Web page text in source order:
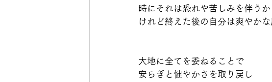
時にそれは恐れや苦しみを伴う
けれど終えた後の自分は爽やか
大地に全てを委ねることで
安らぎと健やかさを取り戻し